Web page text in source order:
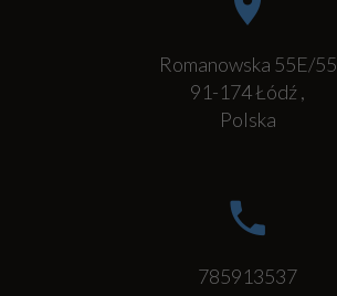
Romanowska 55E/55
91-174Łódź,
Polska
785913537